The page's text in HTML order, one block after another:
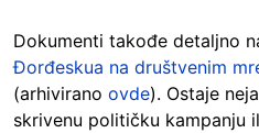
Dokumenti takođe detaljno
Đorđeskua na društvenim
(arhivirano ovde). Ostaje
skrivenu političku kampanju